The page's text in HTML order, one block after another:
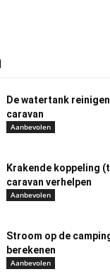
De watertank
caravan
Aanbevolen
Krakende koppeling
caravan verhelpen
Aanbevolen
Stroom op de
berekenen
Aanbevolen